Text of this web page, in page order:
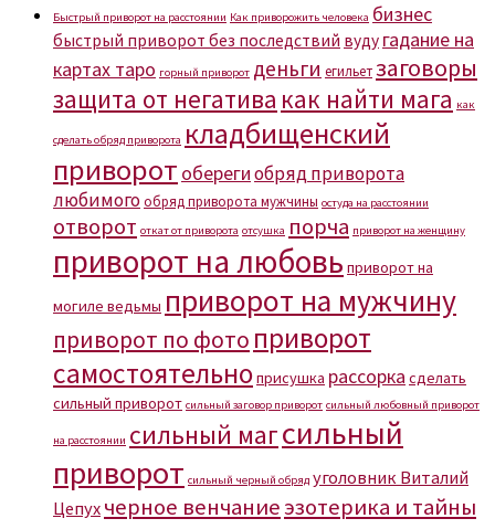
Быстрый приворот на расстоянии Как приворожить человека бизнес
быстрый приворот без последствий вуду гадание на
картах таро горный приворот деньги егильетзаговоры
защита от негатива как найти мага как
сделать обряд приворота кладбищенский
приворот оберегиобряд приворота
любимогообряд приворота мужчины остуда на расстоянии
отворот откат от приворота отсушка порча приворот на женщину
приворот на любовь приворот на
могиле ведьмы приворот на мужчину
приворот по фото приворот
самостоятельноприсушка рассорка сделать
сильный приворот сильный заговор приворот сильный любовный приворот
на расстоянии сильный магсильный
приворот сильный черный обряд уголовник Виталий
Цепух черное венчаниеэзотерика и тайны